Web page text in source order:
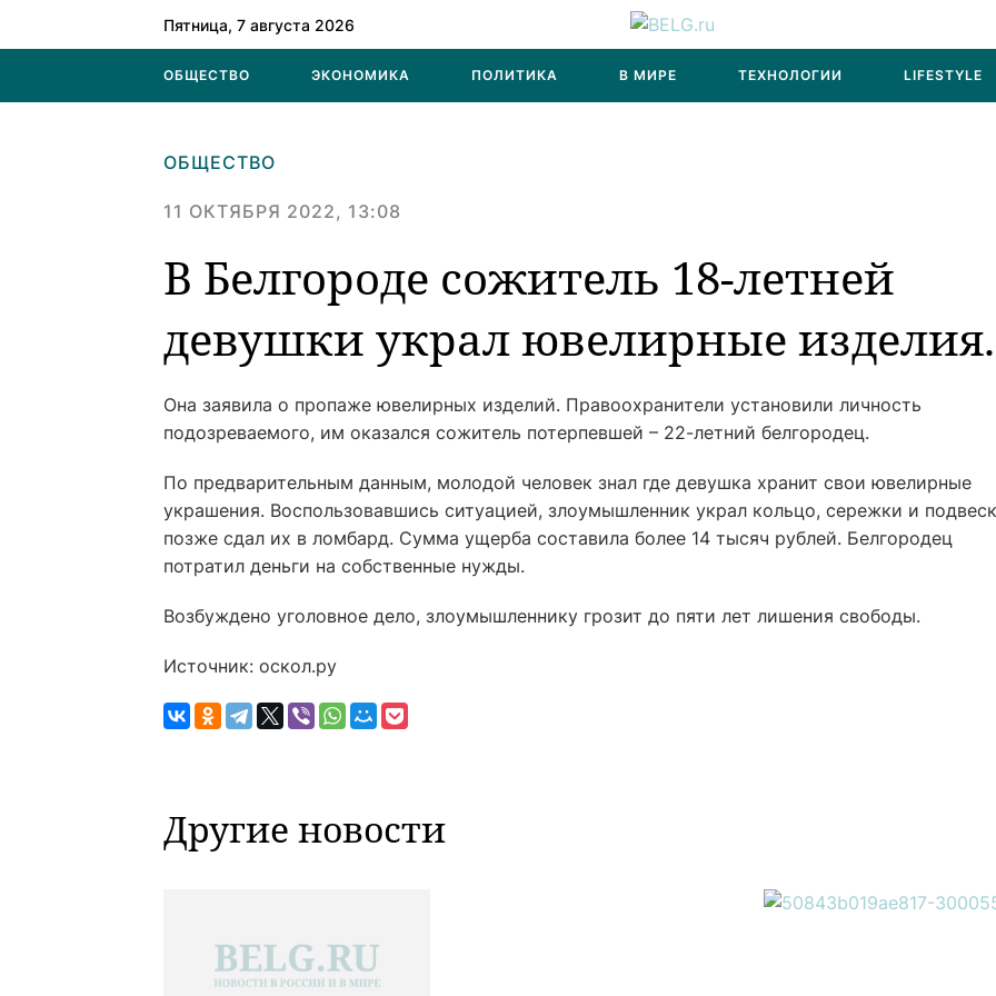
Пятница, 7 августа 2026
ОБЩЕСТВО ЭКОНОМИКА ПОЛИТИКА В МИРЕ ТЕХНОЛОГИИ LIFESTYLE
ОБЩЕСТВО
11 ОКТЯБРЯ 2022, 13:08
В Белгороде сожитель 18-летней
девушки украл ювелирные изделия.
Она заявила о пропаже ювелирных изделий. Правоохранители установили личность
подозреваемого, им оказался сожитель потерпевшей – 22-летний белгородец.
По предварительным данным, молодой человек знал где девушка хранит свои ювелирные
украшения. Воспользовавшись ситуацией, злоумышленник украл кольцо, сережки и
позже сдал их в ломбард. Сумма ущерба составила более 14 тысяч рублей. Белгородец
потратил деньги на собственные нужды.
Возбуждено уголовное дело, злоумышленнику грозит до пяти лет лишения свободы.
Источник: оскол.ру
Другие новости